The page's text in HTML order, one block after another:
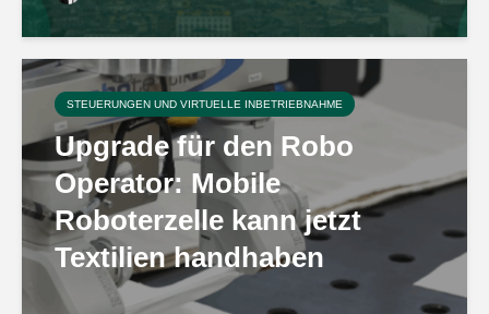
STEUERUNGEN UND VIRTUELLE INBETRIEBNAHME
Upgrade für den Robo
Operator: Mobile
Roboterzelle kann jetzt
Textilien handhaben